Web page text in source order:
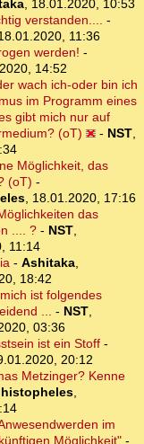
, 18.01.2020, 10:53
verstanden.... -
11:36
werden! -
14:52
wach ich-oder bin ich
im Programm eines
gibt mich nur auf
(oT)
- NST,
Möglichkeit, das
(oT) -
, 18.01.2020, 17:16
das
.... ? - NST,
11:14
- Ashitaka,
18:42
ist folgendes
... - NST,
03:36
ist ein Stoff-
20:12
Metzinger? Kenne
,
im
Möglichkeit" -